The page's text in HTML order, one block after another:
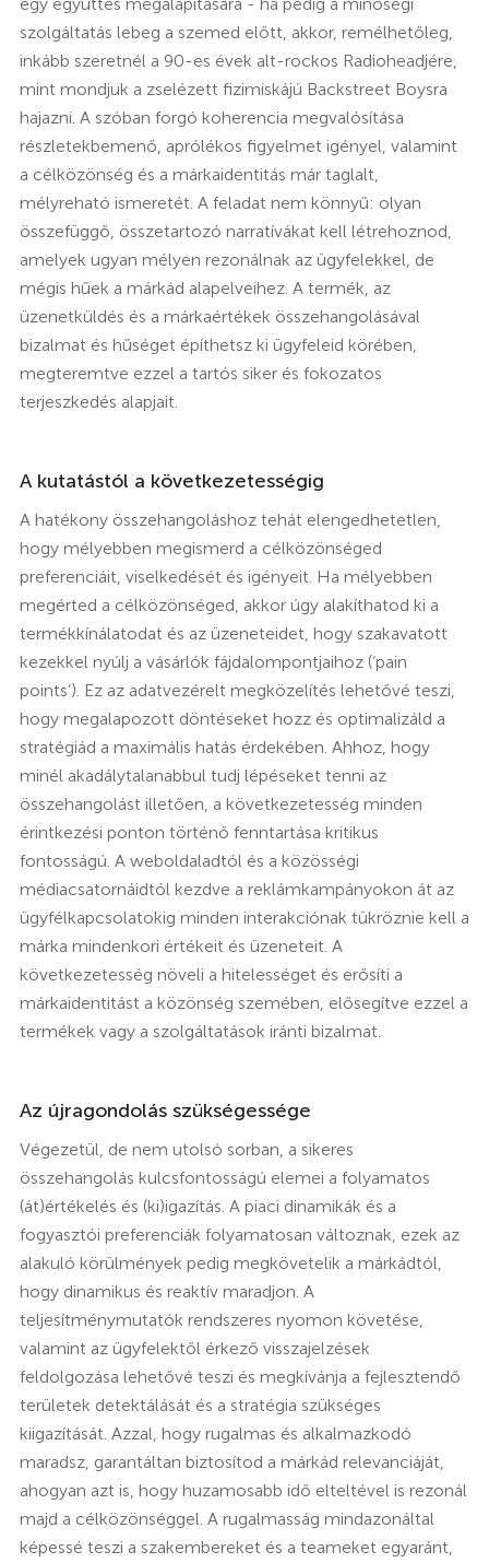
szolgáltatás lebeg a szemed előtt, akkor, remélhetőleg,
inkább szeretnél a 90-es évek alt-rockos Radioheadjére,
mint mondjuk a zselézett fizimiskájú Backstreet Boysra
hajazni. A szóban forgó koherencia megvalósítása
részletekbemenő, aprólékos figyelmet igényel, valamint
a célközönség és a márkaidentitás már taglalt,
mélyreható ismeretét. A feladat nem könnyű: olyan
összefüggő, összetartozó narratívákat kell létrehoznod,
amelyek ugyan mélyen rezonálnak az ügyfelekkel, de
mégis hűek a márkád alapelveihez. A termék, az
üzenetküldés és a márkaértékek összehangolásával
bizalmat és hűséget építhetsz ki ügyfeleid körében,
megteremtve ezzel a tartós siker és fokozatos
terjeszkedés alapjait.
A kutatástól a következetességig
A hatékony összehangoláshoz tehát elengedhetetlen,
hogy mélyebben megismerd a célközönséged
preferenciáit, viselkedését és igényeit. Ha mélyebben
megérted a célközönséged, akkor úgy alakíthatod ki a
termékkínálatodat és az üzeneteidet, hogy szakavatott
kezekkel nyúlj a vásárlók fájdalompontjaihoz (‘pain
points’). Ez az adatvezérelt megközelítés lehetővé teszi,
hogy megalapozott döntéseket hozz és optimalizáld a
stratégiád a maximális hatás érdekében. Ahhoz, hogy
minél akadálytalanabbul tudj lépéseket tenni az
összehangolást illetően, a következetesség minden
érintkezési ponton történő fenntartása kritikus
fontosságú. A weboldaladtól és a közösségi
médiacsatornáidtól kezdve a reklámkampányokon át az
ügyfélkapcsolatokig minden interakciónak tükröznie kell a
márka mindenkori értékeit és üzeneteit. A
következetesség növeli a hitelességet és erősíti a
márkaidentitást a közönség szemében, elősegítve ezzel a
termékek vagy a szolgáltatások iránti bizalmat.
Az újragondolás szükségessége
Végezetül, de nem utolsó sorban, a sikeres
összehangolás kulcsfontosságú elemei a folyamatos
(át)értékelés és (ki)igazítás. A piaci dinamikák és a
fogyasztói preferenciák folyamatosan változnak, ezek az
alakuló körülmények pedig megkövetelik a márkádtól,
hogy dinamikus és reaktív maradjon. A
teljesítménymutatók rendszeres nyomon követése,
valamint az ügyfelektől érkező visszajelzések
feldolgozása lehetővé teszi és megkívánja a fejlesztendő
területek detektálását és a stratégia szükséges
kiigazítását. Azzal, hogy rugalmas és alkalmazkodó
maradsz, garantáltan biztosítod a márkád relevanciáját,
ahogyan azt is, hogy huzamosabb idő elteltével is rezonál
majd a célközönséggel. A rugalmasság mindazonáltal
képessé teszi a szakembereket és a teameket egyaránt,